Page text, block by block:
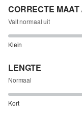
CORRECTE MAAT
Valt normaal uit
Klein
LENGTE
Normaal
Kort